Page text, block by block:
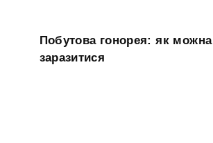
Побутова гонорея: як можна
заразитися